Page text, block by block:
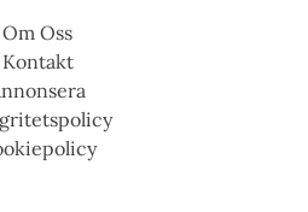
Om Oss
Kontakt